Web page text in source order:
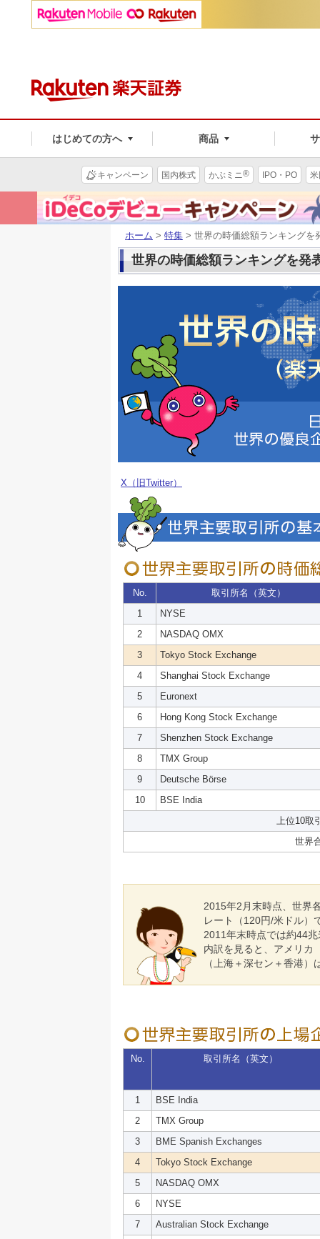
はじめての方へ 商品
キャンペーン 国内株式 かぶミニ® IPO・PO
ホーム > 特集 > 世界の時価総額ランキングを
世界の時価総額ランキングを発
X（旧Twitter）
No.
取引所名（英文）
1
NYSE
2
NASDAQ OMX
3
Tokyo Stock Exchange
4
Shanghai Stock Exchange
5
Euronext
6
Hong Kong Stock Exchange
7
Shenzhen Stock Exchange
8
TMX Group
9
Deutsche Börse
10
BSE India
上位10取
世界
2015年2月末時点、世界
レート（120円/米ドル）
2011年末時点では約44
内訳を見ると、アメリカ
（上海＋深セン＋香港
No. 取引所名（英文）
1
BSE India
2
TMX Group
3
BME Spanish Exchanges
4
Tokyo Stock Exchange
5
NASDAQ OMX
6
NYSE
7
Australian Stock Exchange